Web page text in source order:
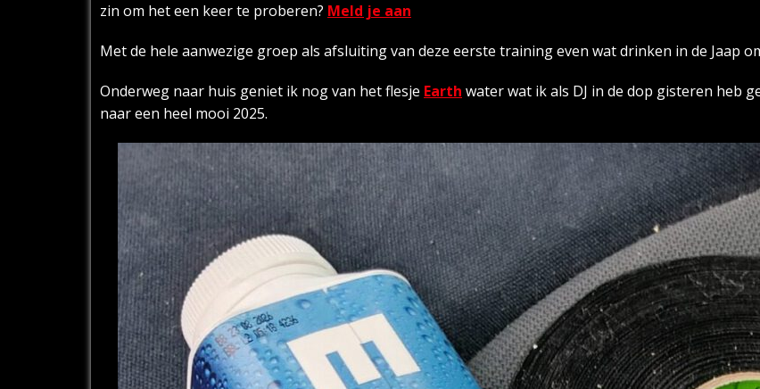
zin om het een keer te proberen? Meld je aan
Met de hele aanwezige groep als afsluiting van deze eerste training even wat drinken in de Jaap
Onderweg naar huis geniet ik nog van het flesje Earth water wat ik als DJ in de dop gisteren heb
naar een heel mooi 2025.